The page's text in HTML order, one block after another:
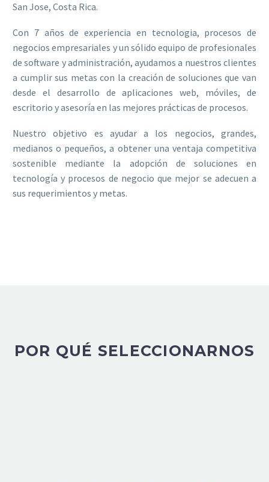
San Jose, Costa Rica.
Con 7 años de experiencia en tecnologia, procesos de
negocios empresariales y un sólido equipo de profesionales
de software y administración, ayudamos a nuestros clientes
a cumplir sus metas con la creación de soluciones que van
desde el desarrollo de aplicaciones web, móviles, de
escritorio y asesoría en las mejores prácticas de procesos.
Nuestro objetivo es ayudar a los negocios, grandes,
medianos o pequeños, a obtener una ventaja competitiva
sostenible mediante la adopción de soluciones en
tecnología y procesos de negocio que mejor se adecuen a
sus requerimientos y metas.
POR QUÉ SELECCIONARNOS